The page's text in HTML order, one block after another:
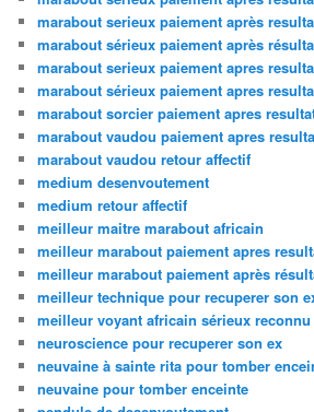
marabout serieux paiement après
marabout sérieux paiement après
marabout serieux paiement apres
marabout sérieux paiement apres
marabout sorcier paiement apres
marabout vaudou paiement apres
marabout vaudou retour affectif
medium desenvoutement
medium retour affectif
meilleur maitre marabout africain
meilleur marabout paiement apres
meilleur marabout paiement après
meilleur technique pour recuperer son
meilleur voyant africain sérieux reconnu
neuroscience pour recuperer son ex
neuvaine à sainte rita pour tomber
neuvaine pour tomber enceinte